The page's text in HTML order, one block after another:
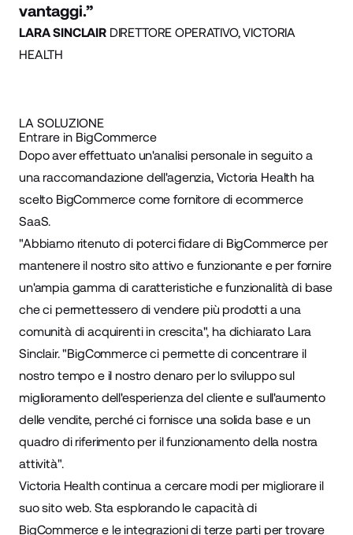
vantaggi.”
LARA SINCLAIRDIRETTORE OPERATIVO, VICTORIA
HEALTH
LA SOLUZIONE
Entrare in BigCommerce
Dopo aver effettuato un'analisi personale in seguito a
una raccomandazione dell'agenzia, Victoria Health ha
scelto BigCommerce come fornitore di ecommerce
SaaS.
"Abbiamo ritenuto di poterci fidare di BigCommerce per
mantenere il nostro sito attivo e funzionante e per fornire
un'ampia gamma di caratteristiche e funzionalità di base
che ci permettessero di vendere più prodotti a una
comunità di acquirenti in crescita", ha dichiarato Lara
Sinclair. "BigCommerce ci permette di concentrare il
nostro tempo e il nostro denaro per lo sviluppo sul
miglioramento dell'esperienza del cliente e sull'aumento
delle vendite, perché ci fornisce una solida base e un
quadro di riferimento per il funzionamento della nostra
attività".
Victoria Health continua a cercare modi per migliorare il
suo sito web. Sta esplorando le capacità di
BigCommerce e le integrazioni di terze parti per trovare